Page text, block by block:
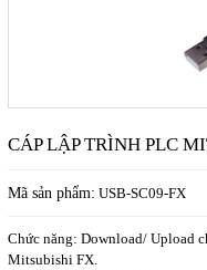
CÁP LẬP TRÌNH PLC
Mã sản phẩm: USB-SC09-FX
Chức năng: Download/ Upload
Mitsubishi FX.